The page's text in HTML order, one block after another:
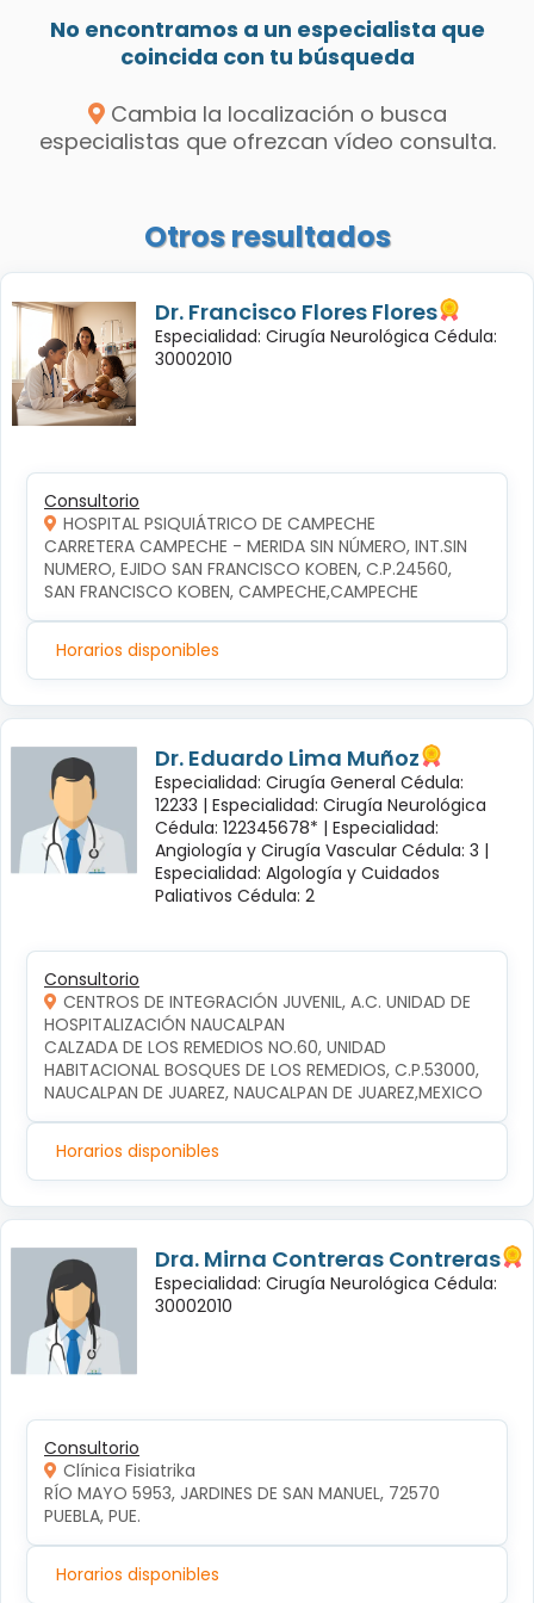
No encontramos a un especialista que
coincida con tu búsqueda
Cambia la localización o busca
especialistas que ofrezcan vídeo consulta.
Otros resultados
Dr. Francisco Flores Flores
Especialidad: Cirugía Neurológica Cédula:
30002010
Consultorio
HOSPITAL PSIQUIÁTRICO DE CAMPECHE
CARRETERA CAMPECHE - MERIDA SIN NÚMERO, INT.SIN
NUMERO, EJIDO SAN FRANCISCO KOBEN, C.P.24560,
SAN FRANCISCO KOBEN, CAMPECHE,CAMPECHE
Horarios disponibles
Dr. Eduardo Lima Muñoz
Especialidad: Cirugía General Cédula:
12233 | Especialidad: Cirugía Neurológica
Cédula: 122345678* | Especialidad:
Angiología y Cirugía Vascular Cédula: 3 |
Especialidad: Algología y Cuidados
Paliativos Cédula: 2
Consultorio
CENTROS DE INTEGRACIÓN JUVENIL, A.C. UNIDAD DE
HOSPITALIZACIÓN NAUCALPAN
CALZADA DE LOS REMEDIOS NO.60, UNIDAD
HABITACIONAL BOSQUES DE LOS REMEDIOS, C.P.53000,
NAUCALPAN DE JUAREZ, NAUCALPAN DE JUAREZ,MEXICO
Horarios disponibles
Dra. Mirna Contreras Contreras
Especialidad: Cirugía Neurológica Cédula:
30002010
Consultorio
Clínica Fisiatrika
RÍO MAYO 5953, JARDINES DE SAN MANUEL, 72570
PUEBLA, PUE.
Horarios disponibles